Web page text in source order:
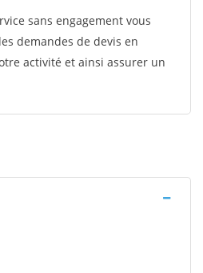
sans engagement vous
demandes de devis en
activité et ainsi assurer un